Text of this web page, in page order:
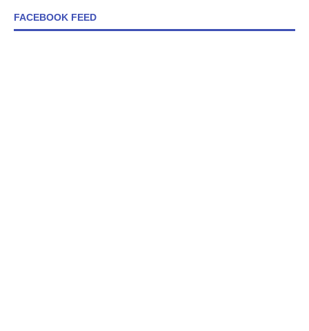
FACEBOOK FEED